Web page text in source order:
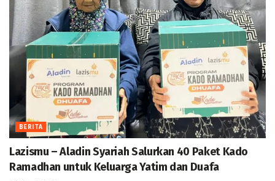
BERITA
Lazismu – Aladin Syariah Salurkan 40 Paket Kado
Ramadhan untuk Keluarga Yatim dan Duafa